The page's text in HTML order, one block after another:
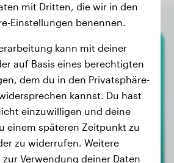
Ridgeback
Loui
mit Dritten, die wir in den
Einstellungen benennen.
kann mit deiner
auf Basis eines berechtigten
dem du in den Privatsphäre-
kannst. Du hast
einzuwilligen und deine
einem späteren Zeitpunkt zu
zu widerrufen. Weitere
Verwendung deiner Daten